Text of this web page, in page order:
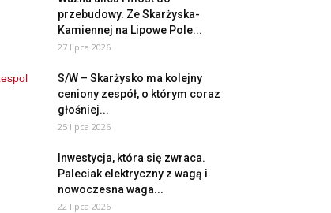
przebudowy. Ze Skarżyska-
Kamiennej na Lipowe Pole...
27 lipca 2026
S/W – Skarżysko ma kolejny
ceniony zespół, o którym coraz
głośniej...
25 lipca 2026
Inwestycja, która się zwraca.
Paleciak elektryczny z wagą i
nowoczesna waga...
22 lipca 2026